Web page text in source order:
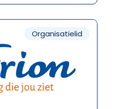
Organisatielid